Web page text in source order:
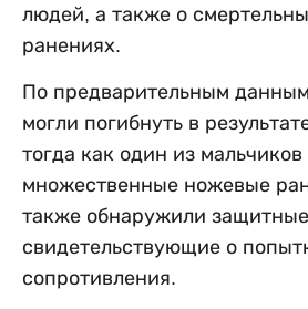
людей, а также о
ранениях.
По предварительным
могли погибнуть в
тогда как один из мальчиков
множественные ножевые
также обнаружили
свидетельствующие о
сопротивления.